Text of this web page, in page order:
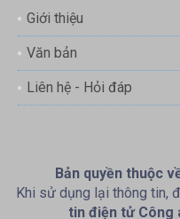
Giới thiệu
Văn bản
Liên hệ - Hỏi đáp
Bản quyền thuộc
Khi sử dụng lại thông tin,
tin điện tử Công